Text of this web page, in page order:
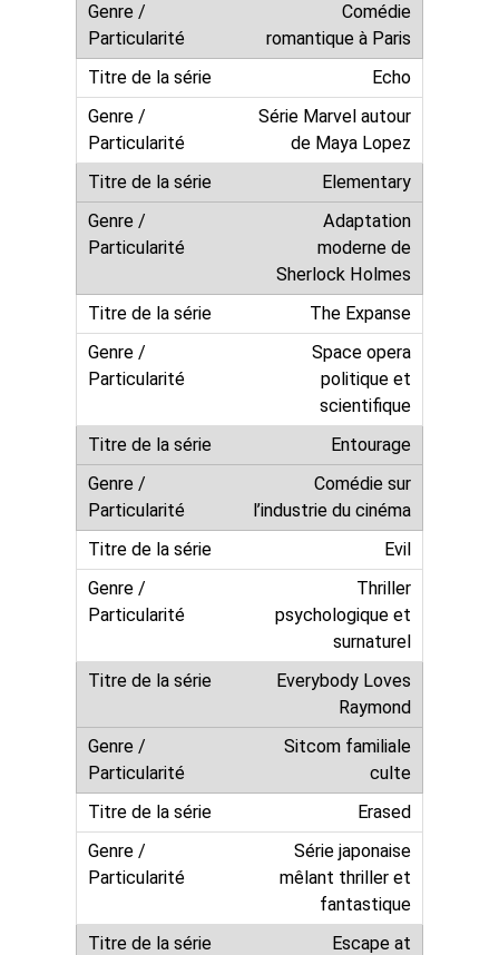
Comédie
romantique à Paris
Echo
Série Marvel autour
de Maya Lopez
Elementary
Adaptation
moderne de
Sherlock Holmes
The Expanse
Space opera
politique et
scientifique
Entourage
Comédie sur
l’industrie du cinéma
Evil
Thriller
psychologique et
surnaturel
Everybody Loves
Raymond
Sitcom familiale
culte
Erased
Série japonaise
mêlant thriller et
fantastique
Escape at